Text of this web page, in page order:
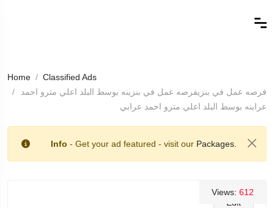
Home
Classified Ads
فرصه عمل في بنزيفرصه عمل في بنزينه بوسط البلد اعلي مترو احمد
عرابنه بوسط البلد اعلي مترو احمد عرابي
Info - Get your ad featured - visit our Packages.
Edit
Views: 612